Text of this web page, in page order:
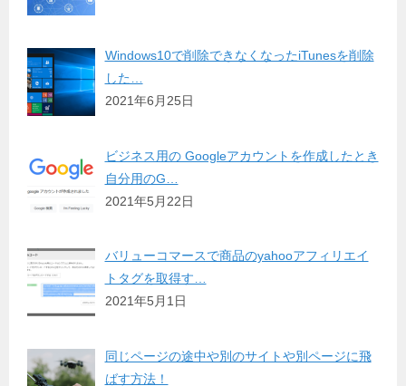
Windows10で削除できなくなったiTunesを削除
した…
2021年6月25日
ビジネス用の Googleアカウントを作成したとき
自分用のG…
2021年5月22日
バリューコマースで商品のyahooアフィリエイ
トタグを取得す…
2021年5月1日
同じページの途中や別のサイトや別ページに飛
ばす方法！